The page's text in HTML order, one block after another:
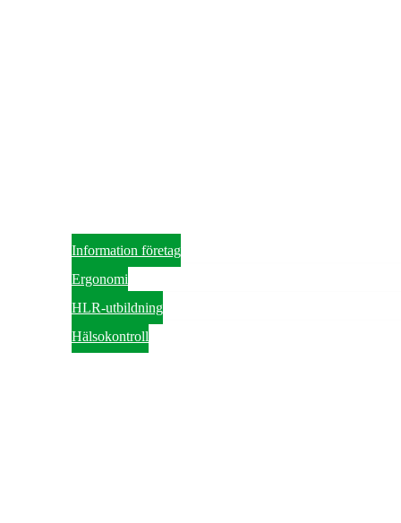
Information företag
Ergonomi
HLR-utbildning
Hälsokontroll